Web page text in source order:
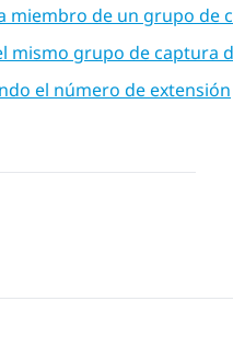
miembro de un grupo de
mismo grupo de captura
el número de extensión